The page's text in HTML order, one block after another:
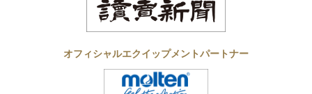
オフィシャルエクイップメントパートナー